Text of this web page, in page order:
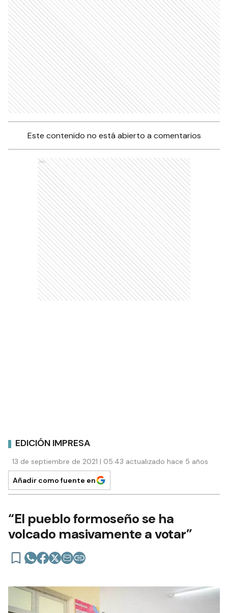
Este contenido no está abierto a comentarios
Ads
EDICIÓN IMPRESA
13 de septiembre de 2021 | 05:43 actualizado hace 5 años
Añadir como fuente en
“El pueblo formoseño se ha
volcado masivamente a votar”